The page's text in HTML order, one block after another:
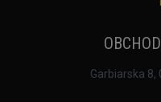
Garbiarska 8,